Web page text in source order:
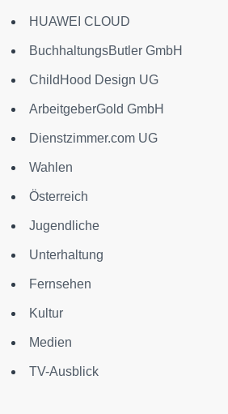
HUAWEI CLOUD
BuchhaltungsButler GmbH
ChildHood Design UG
ArbeitgeberGold GmbH
Dienstzimmer.com UG
Wahlen
Österreich
Jugendliche
Unterhaltung
Fernsehen
Kultur
Medien
TV-Ausblick